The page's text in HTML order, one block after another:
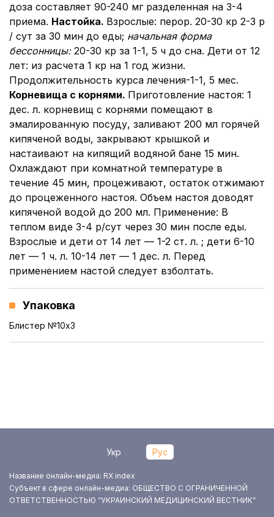
доза составляет 90-240 мг разделенная на 3-4
приема. Настойка. Взрослые: перор. 20-30 кр 2-3 р
/ сут за 30 мин до еды; начальная форма
бессонницы: 20-30 кр за 1-1, 5 ч до сна. Дети от 12
лет: из расчета 1 кр на 1 год жизни.
Продолжительность курса лечения-1-1, 5 мес.
Корневища с корнями. Приготовление настоя: 1
дес. л. корневищ с корнями помещают в
эмалированную посуду, заливают 200 мл горячей
кипяченой воды, закрывают крышкой и
настаивают на кипящий водяной бане 15 мин.
Охлаждают при комнатной температуре в
течение 45 мин, процеживают, остаток отжимают
до процеженного настоя. Объем настоя доводят
кипяченой водой до 200 мл. Применение: В
теплом виде 3-4 р/сут через 30 мин после еды.
Взрослые и дети от 14 лет — 1-2 ст. л. ; дети 6-10
лет — 1 ч. л. 10-14 лет — 1 дес. л. Перед
применением настой следует взболтать.
Упаковка
Блистер №10x3
Укр Рус
Название онлайн-медиа: RX index
Субъект в сфере онлайн-медиа: ОБЩЕСТВО С ОГРАНИЧЕННОЙ
ОТВЕТСТВЕННОСТЬЮ “УКРАИНСКИЙ МЕДИЦИНСКИЙ ВЕСТНИК”